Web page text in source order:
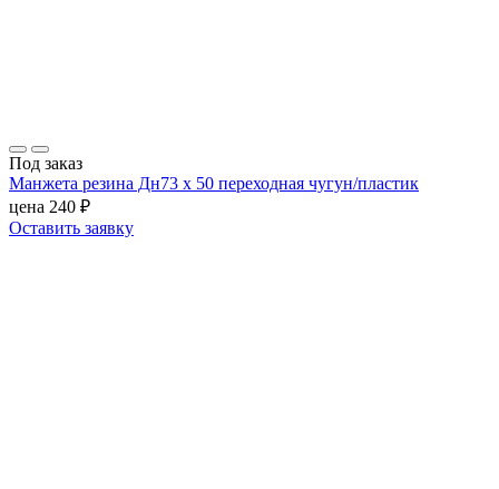
Под заказ
Манжета резина Дн73 х 50 переходная чугун/пластик
цена 240 ₽
Оставить заявку